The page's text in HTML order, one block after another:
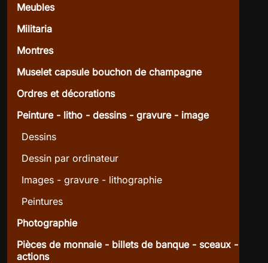
Meubles
Militaria
Montres
Muselet capsule bouchon de champagne
Ordres et décorations
Peinture - litho - dessins - gravure - image
Dessins
Dessin par ordinateur
Images - gravure - lithographie
Peintures
Photographie
Pièces de monnaie - billets de banque - sceaux -
actions